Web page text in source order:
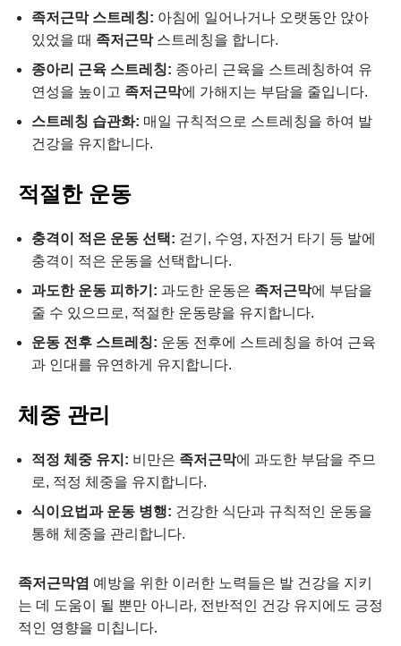
족저근막 스트레칭: 아침에 일어나거나 오랫동안 앉아
있었을 때 족저근막스트레칭을 합니다.
종아리 근육 스트레칭: 종아리 근육을 스트레칭하여 유
연성을 높이고 족저근막에 가해지는 부담을 줄입니다.
스트레칭 습관화: 매일 규칙적으로 스트레칭을 하여 발
건강을 유지합니다.
적절한 운동
충격이 적은 운동 선택: 걷기, 수영, 자전거 타기 등 발에
충격이 적은 운동을 선택합니다.
과도한 운동 피하기: 과도한 운동은 족저근막에 부담을
줄 수 있으므로, 적절한 운동량을 유지합니다.
운동 전후 스트레칭: 운동 전후에 스트레칭을 하여 근육
과 인대를 유연하게 유지합니다.
체중 관리
적정 체중 유지: 비만은 족저근막에 과도한 부담을 주므
로, 적정 체중을 유지합니다.
식이요법과 운동 병행: 건강한 식단과 규칙적인 운동을
통해 체중을 관리합니다.
족저근막염 예방을 위한 이러한 노력들은 발 건강을 지키
는 데 도움이 될 뿐만 아니라, 전반적인 건강 유지에도 긍정
적인 영향을 미칩니다.